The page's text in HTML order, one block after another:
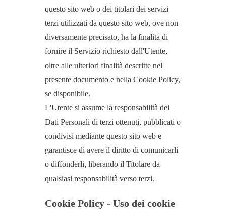
questo sito web o dei titolari dei servizi
terzi utilizzati da questo sito web, ove non
diversamente precisato, ha la finalità di
fornire il Servizio richiesto dall'Utente,
oltre alle ulteriori finalità descritte nel
presente documento e nella Cookie Policy,
se disponibile.
L'Utente si assume la responsabilità dei
Dati Personali di terzi ottenuti, pubblicati o
condivisi mediante questo sito web e
garantisce di avere il diritto di comunicarli
o diffonderli, liberando il Titolare da
qualsiasi responsabilità verso terzi.
Cookie Policy - Uso dei cookie